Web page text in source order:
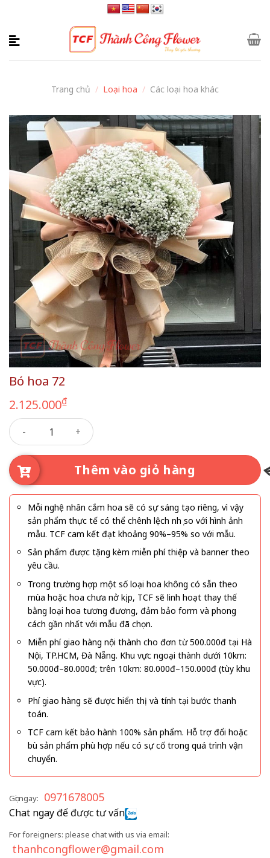
content
Trang chủ / Loại hoa / Các loại hoa khác
Bó hoa 72
2.125.000₫
Bó hoa 72 số lượng
Thêm vào giỏ hàng
Mỗi nghệ nhân cắm hoa sẽ có sự sáng tạo riêng, vì vậy
sản phẩm thực tế có thể chênh lệch nhẹ so với hình ảnh
mẫu. TCF cam kết đạt khoảng 90%–95% so với mẫu.
Sản phẩm được tặng kèm miễn phí thiệp và banner theo
yêu cầu.
Trong trường hợp một số loại hoa không có sẵn theo
mùa hoặc hoa chưa nở kịp, TCF sẽ linh hoạt thay thế
bằng loại hoa tương đương, đảm bảo form và phong
cách gần nhất với mẫu đã chọn.
Miễn phí giao hàng nội thành cho đơn từ 500.000đ tại Hà
Nội, TP.HCM, Đà Nẵng. Khu vực ngoại thành dưới 10km:
50.000đ–80.000đ; trên 10km: 80.000đ–150.000đ (tùy khu
vực).
Phí giao hàng sẽ được hiển thị và tính tại bước thanh
toán.
TCF cam kết bảo hành 100% sản phẩm. Hỗ trợ đổi hoặc
bù sản phẩm phù hợp nếu có sự cố trong quá trình vận
chuyển.
Gọi ngay: 0971678005
Chat ngay để được tư vấn
For foreigners: please chat with us via email:
thanhcongflower@gmail.com